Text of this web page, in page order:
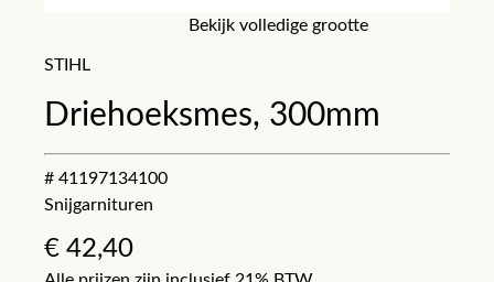
Bekijk volledige grootte
STIHL
Driehoeksmes, 300mm
# 41197134100
Snijgarnituren
€ 42,40